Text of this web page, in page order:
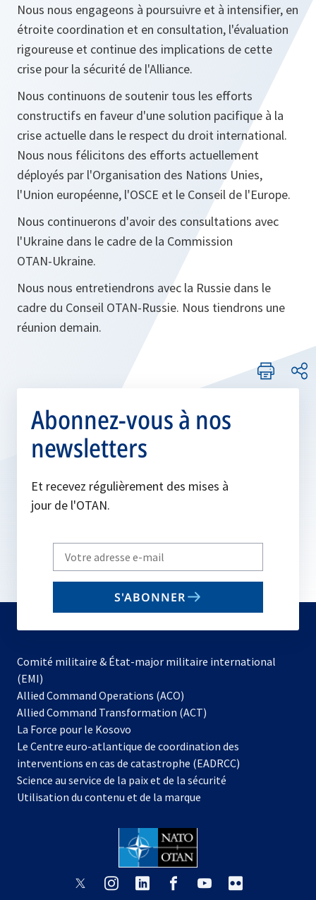
Nous nous engageons à poursuivre et à intensifier, en
étroite coordination et en consultation, l'évaluation
rigoureuse et continue des implications de cette
crise pour la sécurité de l'Alliance.
Nous continuons de soutenir tous les efforts
constructifs en faveur d'une solution pacifique à la
crise actuelle dans le respect du droit international.
Nous nous félicitons des efforts actuellement
déployés par l'Organisation des Nations Unies,
l'Union européenne, l'OSCE et le Conseil de l'Europe.
Nous continuerons d'avoir des consultations avec
l'Ukraine dans le cadre de la Commission
OTAN‑Ukraine.
Nous nous entretiendrons avec la Russie dans le
cadre du Conseil OTAN‑Russie. Nous tiendrons une
réunion demain.
Abonnez-vous à nos
newsletters
Et recevez régulièrement des mises à
jour de l'OTAN.
Write
your
email
S'ABONNER
Comité militaire & État-major militaire international
(EMI)
Allied Command Operations (ACO)
dans
nouvel
onglet
Allied Command Transformation (ACT)
La Force pour le Kosovo
dans
un
nouvel
onglet
Le Centre euro-atlantique de coordination des
interventions en cas de catastrophe (EADRCC)
Science au service de la paix et de la sécurité
Utilisation du contenu et de la marque
s’ouvres’ouvres’ouvres’ouvres’ouvres’ouvre